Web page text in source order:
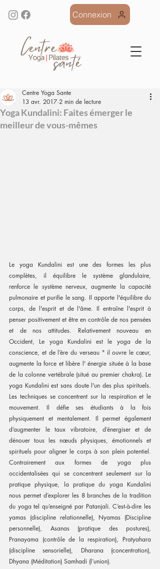
Connexion
Yoga Kundalini: Faites émerger le
meilleur de vous-mêmes
Centre Yoga Sante
13 avr. 2017 2 min de lecture
Le yoga Kundalini est une des formes les plus
complètes, il équilibre le système glandulaire,
renforce le système nerveux, augmente la capacité
pulmonaire et purifie le sang. Il apporte l'équilibre du
corps, de l'esprit et de l'âme. Il entraîne l'esprit à
penser positivement et être en contrôle de nos pensées
et de nos attitudes. Relativement nouveau en
Occident, Le yoga Kundalini est le yoga de la
conscience, et de l’ère du verseau " il ouvre le cœur,
augmente la force et libère l' énergie située à la base
de la colonne vertébrale (situé au premier chakra). Le
yoga Kundalini est sans doute l'un des plus spirituels.
Les techniques se concentrent sur la respiration et le
mouvement. Il défie ses étudiants à la fois
physiquement et mentalement. Il permet également
d’augmenter le taux vibratoire, d’énergiser et de
dénouer tous les nœuds physiques, émotionnels et
spirituels pour aligner le corps à son plein potentiel.
Contrairement aux formes de yoga plus
occidentalisées qui se concentrent seulement sur la
pratique physique, la pratique du yoga Kundalini
nous permet d’explorer les 8 branches de la tradition
du yoga tel qu’enseigné par Patanjali. C’est-à-dire les
yamas (discipline relationnelle), Nyamas (Discipline
personnelle), Asanas (pratique des postures),
Pranayama (contrôle de la respiration), Pratyahara
(discipline sensorielle), Dharana (concentration),
Dhyana (Méditation) Samhadi (l’union).